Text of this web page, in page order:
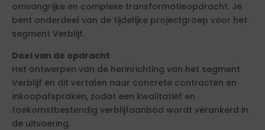
omvangrijke en complexe transformatieopdracht. Je
bent onderdeel van de tijdelijke projectgroep voor het
segment Verblijf.
Doel van de opdracht
Het ontwerpen van de herinrichting van het segment
Verblijf en dit vertalen naar concrete contracten en
inkoopafspraken, zodat een kwalitatief en
toekomstbestendig verblijfaanbod wordt verankerd in
de uitvoering.